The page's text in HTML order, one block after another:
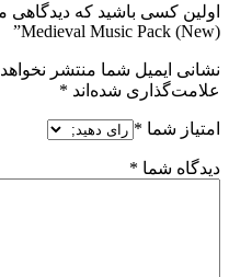
Medieval Music Pack (New)”
نشانی ایمیل شما منتشر
علامت‌گذاری شده‌اند *
امتیاز شما *
دیدگاه شما *